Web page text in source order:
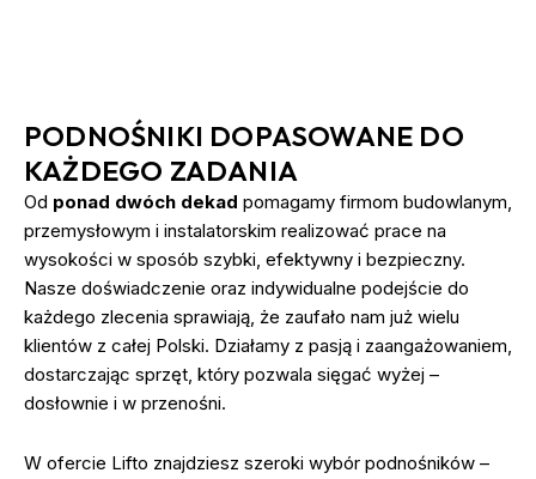
PODNOŚNIKI DOPASOWANE DO
KAŻDEGO ZADANIA
Od ponad dwóch dekad pomagamy firmom budowlanym,
przemysłowym i instalatorskim realizować prace na
wysokości w sposób szybki, efektywny i bezpieczny.
Nasze doświadczenie oraz indywidualne podejście do
każdego zlecenia sprawiają, że zaufało nam już wielu
klientów z całej Polski. Działamy z pasją i zaangażowaniem,
dostarczając sprzęt, który pozwala sięgać wyżej –
dosłownie i w przenośni.
W ofercie Lifto znajdziesz szeroki wybór podnośników –